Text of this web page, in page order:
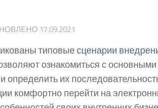
17.09.2021
типовыесценарии
ознакомиться с
их
комфортно перейти на